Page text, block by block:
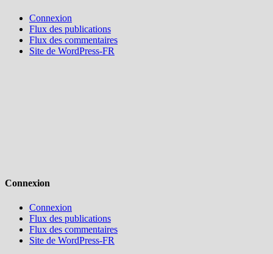
Connexion
Flux des publications
Flux des commentaires
Site de WordPress-FR
Connexion
Connexion
Flux des publications
Flux des commentaires
Site de WordPress-FR